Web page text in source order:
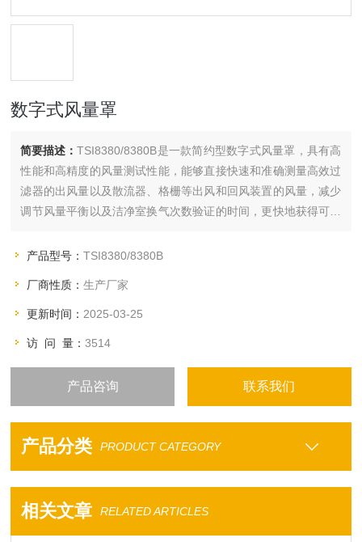
数字式风量罩
简要描述：TSI8380/8380B是一款简约型数字式风量罩，具有高
性能和高精度的风量测试性能，能够直接快速和准确测量高效过
滤器的出风量以及散流器、格栅等出风和回风装置的风量，减少
调节风量平衡以及洁净室换气次数验证的时间，更快地获得可靠
产品型号：TSI8380/8380B
厂商性质：生产厂家
更新时间： 2025-03-25
访 问 量：3514
产品咨询 联系我们
产品分类 PRODUCT CATEGORY
相关文章 RELATED ARTICLES